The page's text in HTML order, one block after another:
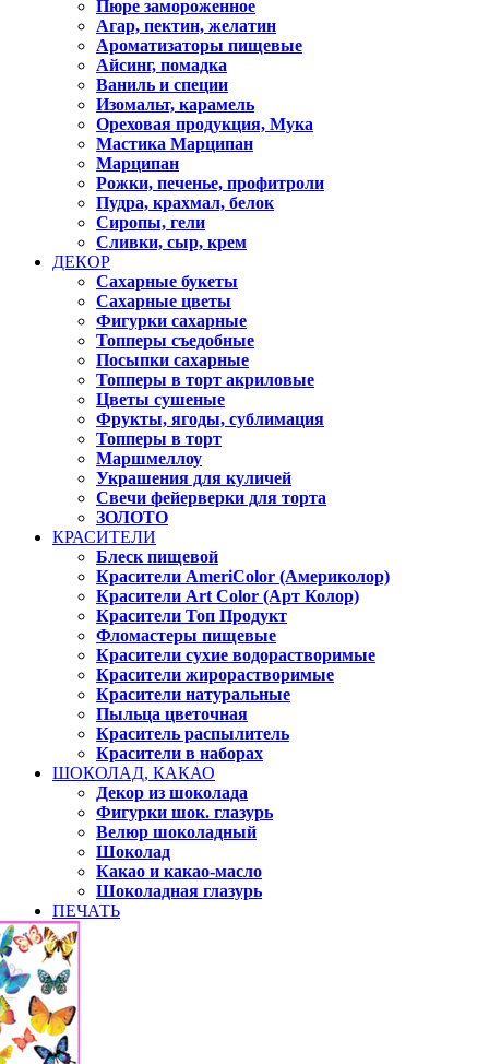
Пюре замороженное
Агар, пектин, желатин
Ароматизаторы пищевые
Айсинг, помадка
Ваниль и специи
Изомальт, карамель
Ореховая продукция, Мука
Мастика Марципан
Марципан
Рожки, печенье, профитроли
Пудра, крахмал, белок
Сиропы, гели
Сливки, сыр, крем
ДЕКОР
Сахарные букеты
Сахарные цветы
Фигурки сахарные
Топперы съедобные
Посыпки сахарные
Топперы в торт акриловые
Цветы сушеные
Фрукты, ягоды, сублимация
Топперы в торт
Маршмеллоу
Украшения для куличей
Свечи фейерверки для торта
ЗОЛОТО
КРАСИТЕЛИ
Блеск пищевой
Красители AmeriColor (Америколор)
Красители Art Color (Арт Колор)
Красители Топ Продукт
Фломастеры пищевые
Красители сухие водорастворимые
Красители жирорастворимые
Красители натуральные
Пыльца цветочная
Краситель распылитель
Красители в наборах
ШОКОЛАД, КАКАО
Декор из шоколада
Фигурки шок. глазурь
Велюр шоколадный
Шоколад
Какао и какао-масло
Шоколадная глазурь
ПЕЧАТЬ